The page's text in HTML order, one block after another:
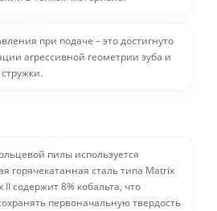
при подаче – это достигнуто
агрессивной геометрии зуба и
пилы используется
горячекатанная сталь типа Matrix
II содержит 8% кобальта, что
первоначальную твердость